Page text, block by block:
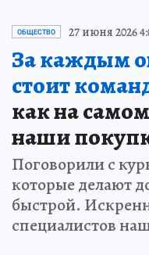
ОБЩЕСТВО 27 июня 2026
За каждым
стоит
как на
наши
Поговорили с
которые делают
быстрой.
специалистов